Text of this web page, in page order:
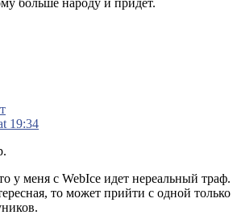
19:34
у меня с WebIce идет нереальный траф.
то может прийти с одной только